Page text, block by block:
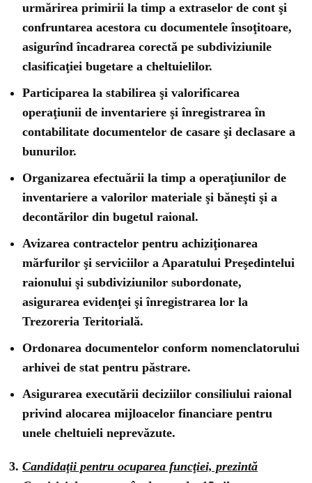
urmărirea primirii la timp a extraselor de cont şi
confruntarea acestora cu documentele însoţitoare,
asigurînd încadrarea corectă pe subdiviziunile
clasificaţiei bugetare a cheltuielilor.
Participarea la stabilirea şi valorificarea
operaţiunii de inventariere şi înregistrarea în
contabilitate documentelor de casare şi declasare a
bunurilor.
Organizarea efectuării la timp a operaţiunilor de
inventariere a valorilor materiale şi băneşti şi a
decontărilor din bugetul raional.
Avizarea contractelor pentru achiziţionarea
mărfurilor şi serviciilor a Aparatului Preşedintelui
raionului şi subdiviziunilor subordonate,
asigurarea evidenţei şi înregistrarea lor la
Trezoreria Teritorială.
Ordonarea documentelor conform nomenclatorului
arhivei de stat pentru păstrare.
Asigurarea executării deciziilor consiliului raional
privind alocarea mijloacelor financiare pentru
unele cheltuieli neprevăzute.
Candidaţii pentru ocuparea funcţiei, prezintă